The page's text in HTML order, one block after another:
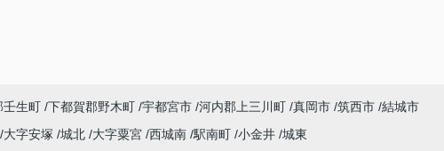
壬生町 下都賀郡野木町 宇都宮市 河内郡上三川町 真岡市 筑西市 結城市
大字安塚 城北 大字粟宮 西城南 駅南町 小金井 城東